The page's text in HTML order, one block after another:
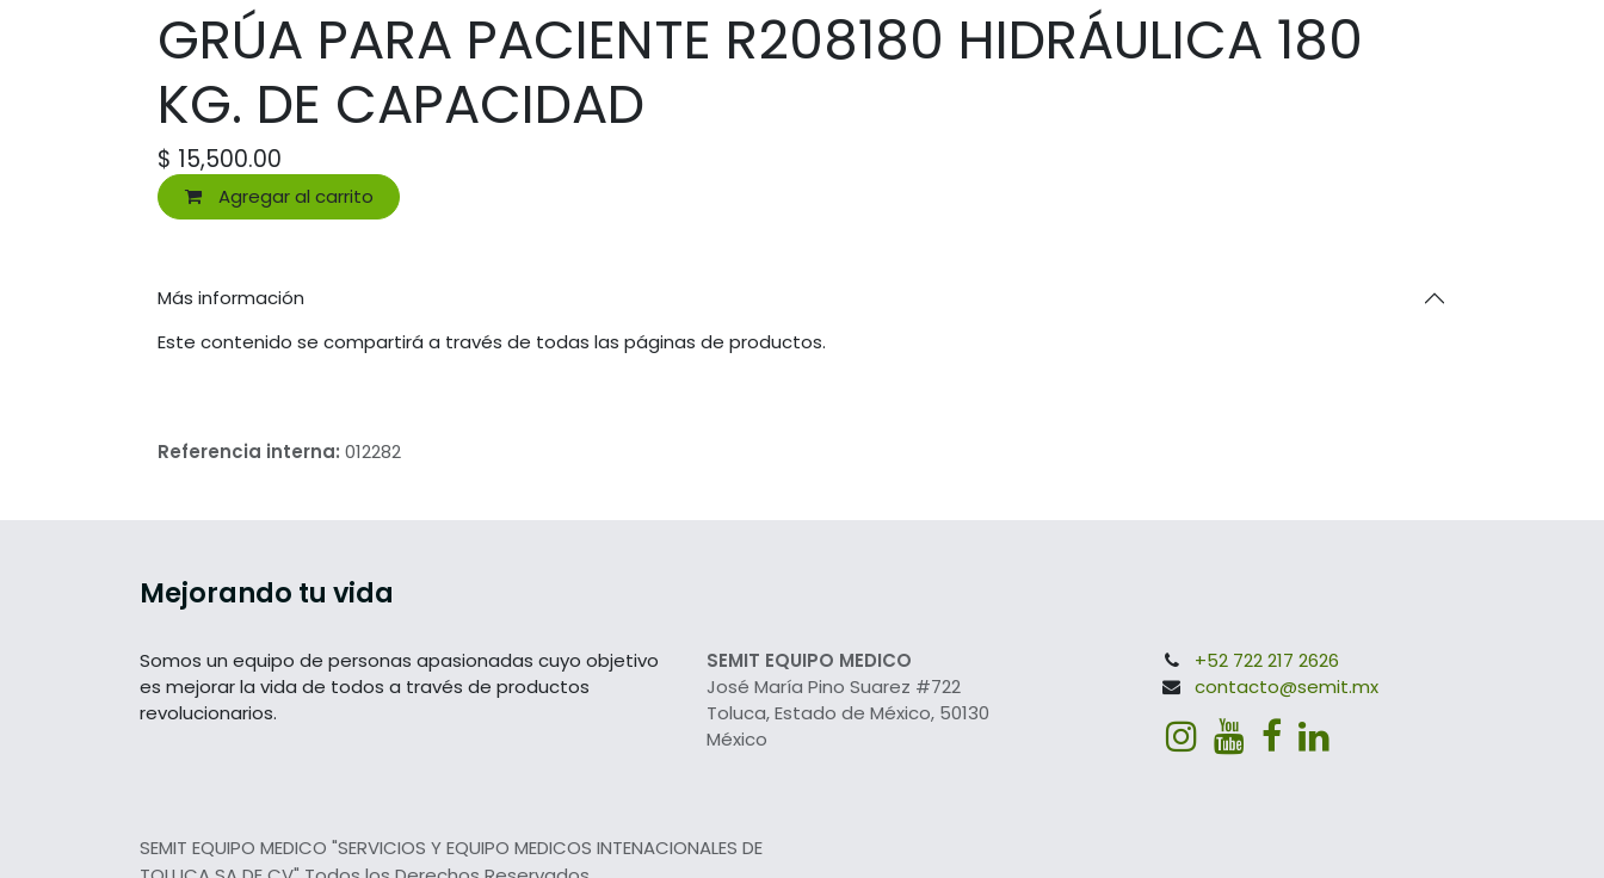
GRÚA PARA PACIENTE R208180 HIDRÁULICA 180
KG. DE CAPACIDAD
$ 15,500.00
Agregar al carrito
Más información
Este contenido se compartirá a través de todas las páginas de productos.
Referencia interna: 012282
Mejorando tu vida
Somos un equipo de personas apasionadas cuyo objetivo
es mejorar la vida de todos a través de productos
revolucionarios.
SEMIT EQUIPO MEDICO
José María Pino Suarez #722
Toluca, Estado de México, 50130
México
+52 722 217 2626
contacto@semit.mx
SEMIT EQUIPO MEDICO "SERVICIOS Y EQUIPO MEDICOS INTENACIONALES DE